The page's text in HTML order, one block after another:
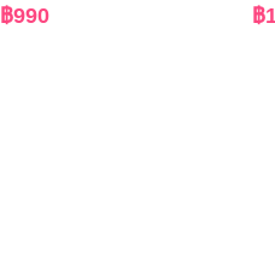
฿990 ฿